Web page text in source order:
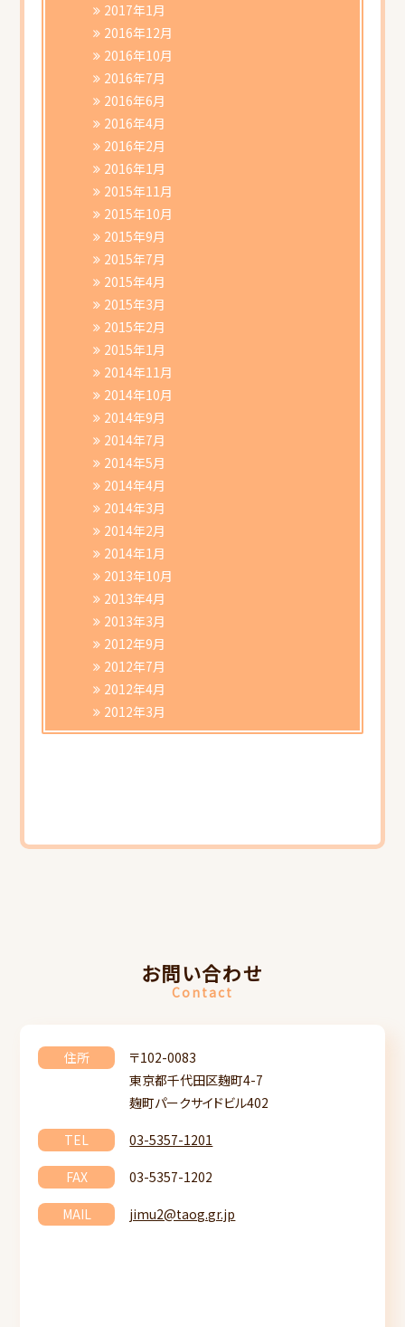
2017年1月
2016年12月
2016年10月
2016年7月
2016年6月
2016年4月
2016年2月
2016年1月
2015年11月
2015年10月
2015年9月
2015年7月
2015年4月
2015年3月
2015年2月
2015年1月
2014年11月
2014年10月
2014年9月
2014年7月
2014年5月
2014年4月
2014年3月
2014年2月
2014年1月
2013年10月
2013年4月
2013年3月
2012年9月
2012年7月
2012年4月
2012年3月
お問い合わせ
Contact
住所
〒102-0083
東京都千代田区麹町4-7
麹町パークサイドビル402
TEL 03-5357-1201
FAX 03-5357-1202
MAIL jimu2@taog.gr.jp